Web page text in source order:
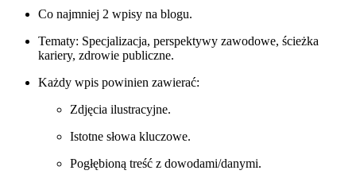
Co najmniej 2 wpisy na blogu.
Tematy: Specjalizacja, perspektywy zawodowe, ścieżka
kariery, zdrowie publiczne.
Każdy wpis powinien zawierać:
Zdjęcia ilustracyjne.
Istotne słowa kluczowe.
Pogłębioną treść z dowodami/danymi.